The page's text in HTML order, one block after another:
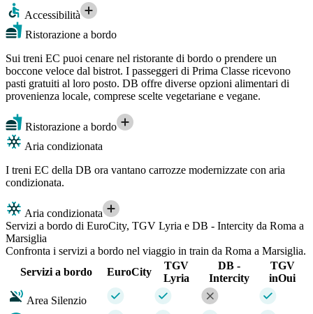
Accessibilità
Ristorazione a bordo
Sui treni EC puoi cenare nel ristorante di bordo o prendere un
boccone veloce dal bistrot. I passeggeri di Prima Classe ricevono
pasti gratuiti al loro posto. DB offre diverse opzioni alimentari di
provenienza locale, comprese scelte vegetariane e vegane.
Ristorazione a bordo
Aria condizionata
I treni EC della DB ora vantano carrozze modernizzate con aria
condizionata.
Aria condizionata
Servizi a bordo di EuroCity, TGV Lyria e DB - Intercity da Roma a
Marsiglia
Confronta i servizi a bordo nel viaggio in train da Roma a Marsiglia.
Servizi a bordo
EuroCity
TGV
Lyria
DB -
Intercity
TGV
inOui
Area Silenzio